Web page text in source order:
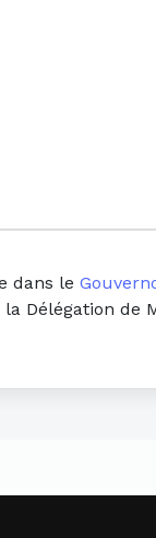
dans le
Délégation de